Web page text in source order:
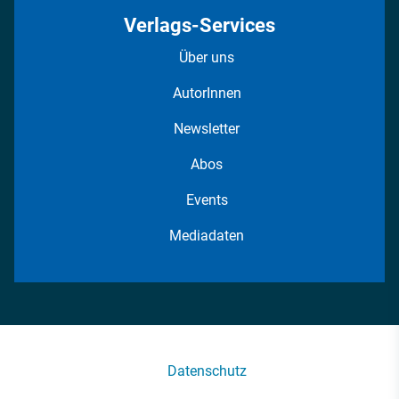
Verlags-Services
Über uns
AutorInnen
Newsletter
Abos
Events
Mediadaten
Datenschutz